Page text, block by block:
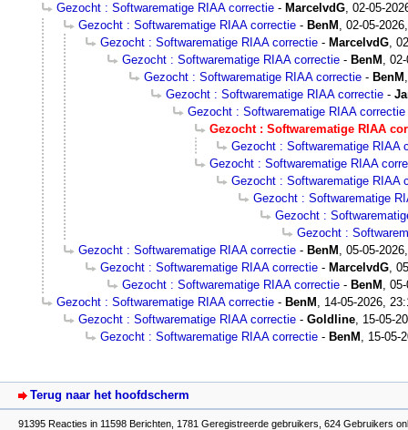
Gezocht : Softwarematige RIAA correctie - MarcelvdG, 02-05-
Gezocht : Softwarematige RIAA correctie - BenM , 02-05-
Gezocht : Softwarematige RIAA correctie - MarcelvdG,
Gezocht : Softwarematige RIAA correctie - BenM ,
Gezocht : Softwarematige RIAA correctie - BenM
Gezocht : Softwarematige RIAA correctie -
Gezocht : Softwarematige RIAA correctie
Gezocht : Softwarematige RIAA
Gezocht : Softwarematige RIAA
Gezocht : Softwarematige RIAA
Gezocht : Softwarematige RIAA
Gezocht : Softwarematige
Gezocht :
Gezocht :
Gezocht : Softwarematige RIAA correctie - BenM , 05-05-
Gezocht : Softwarematige RIAA correctie - MarcelvdG,
Gezocht : Softwarematige RIAA correctie - BenM ,
Gezocht : Softwarematige RIAA correctie - BenM , 14-05-2026,
Gezocht : Softwarematige RIAA correctie - Goldline, 15-05-
Gezocht : Softwarematige RIAA correctie - BenM , 15-05-
Terug naar het hoofdscherm
91395 Reacties in 11598 Berichten, 1781 Geregistreerde gebruikers, 624 Gebruikers